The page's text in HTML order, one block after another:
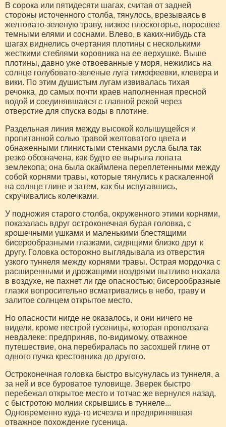
В сорока или пятидесяти шагах, считая от задней
стороны источенного столба, тянулось, врезываясь в
желтовато-зеленую траву, низкое плоскогорье, поросшее
темными елями и соснами. Влево, в каких-нибудь ста
шагах виднелись очертания плотины с несколькими
жесткими стеблями коровника на ее верхушке. Выше
плотины, давно уже отвоеванные у моря, нежились на
солнце голубовато-зеленые луга тимофеевки, клевера и
вики. По этим душистым лугам извивалась тихая
речонка, до самых почти краев наполненная пресной
водой и соединявшаяся с главной рекой через
отверстие для спуска воды в плотине.
Раздельная линия между высокой колышущейся и
пропитанной солью травой желтоватого цвета и
обнаженными глинистыми стенками русла была так
резко обозначена, как будто ее вырыла лопата
землекопа; она была окаймлена переплетенными между
собой корнями травы, которые тянулись к раскаленной
на солнце глине и затем, как бы испугавшись,
скручивались колечками.
У подножия старого столба, окруженного этими корнями,
показалась вдруг остроконечная бурая головка, с
крошечными ушками и маленькими блестящими
бисерообразными глазками, сидящими близко друг к
другу. Головка осторожно выглядывала из отверстия
узкого туннеля между корнями травы. Острая мордочка с
расширенными и дрожащими ноздрями пытливо нюхала
в воздухе, не пахнет ли где опасностью; бисерообразные
глазки вопросительно всматривались в небо, траву и
залитое солнцем открытое место.
Но опасности нигде не оказалось, и они ничего не
видели, кроме пестрой гусеницы, которая проползала
невдалеке: предприняв, по-видимому, отважное
путешествие, она перебиралась по засохшей глине от
одного пучка крестовника до другого.
Остроконечная головка быстро высунулась из туннеля, а
за ней и все буроватое туловище. Зверек быстро
перебежал открытое место и тотчас же вернулся назад,
с быстротою молнии скрывшись в туннеле...
Одновременно куда-то исчезла и предпринявшая
отважное похождение гусеница.